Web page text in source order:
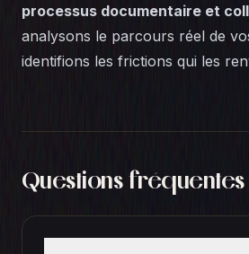
processus documentaire et
analysons le parcours réel de
identifions les frictions qui les
Questions fréquentes